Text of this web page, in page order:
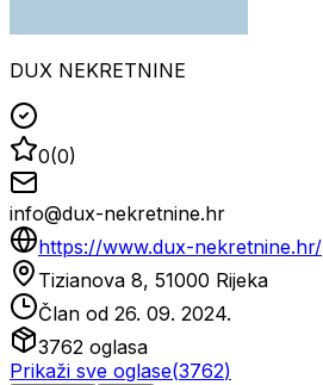
DUX NEKRETNINE
0(0)
info@dux-nekretnine.hr
https://www.dux-nekretnine.hr/
Tizianova 8, 51000 Rijeka
Član od 26. 09. 2024.
3762 oglasa
Prikaži sve oglase(3762)